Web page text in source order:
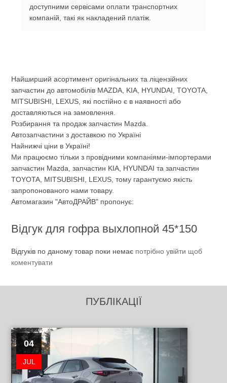
доступними сервісами оплати транспортних
компаній, такі як накладений платіж.
Найширший асортимент оригінальних та ліцензійних
запчастин до автомобілів MAZDA, KIA, HYUNDAI, TOYOTA,
MITSUBISHI, LEXUS, які постійно є в наявності або
доставляються на замовлення.
Розбирання та продаж запчастин Mazda.
Автозапчастини з доставкою по Україні
Найнижчі ціни в Україні!
Ми працюємо тільки з провідними компаніями-імпортерами
запчастин Mazda, запчастин KIA, HYUNDAI та запчастин
TOYOTA, MITSUBISHI, LEXUS, тому гарантуємо якість
запропонованого нами товару.
Автомагазин "АвтоДРАЙВ" пропонує:
Відгук для гофра выхлопной 45*150
Відгуків по даному товар поки немає потрібно увійти щоб
коментувати
ПУБЛІКАЦІЇ
04
JUL